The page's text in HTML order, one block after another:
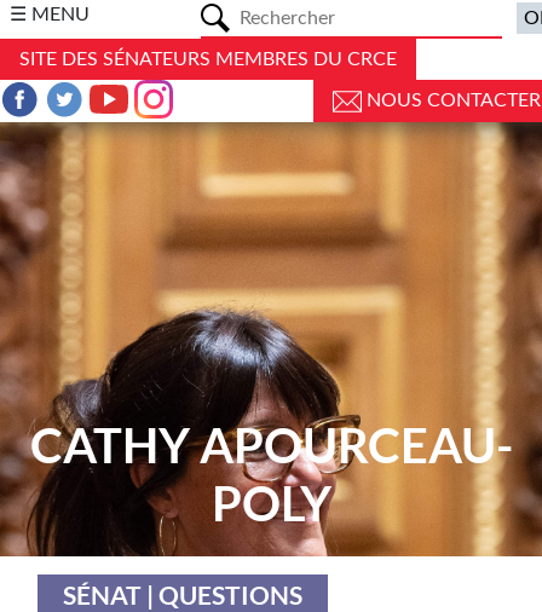
☰ MENU
SITE DES SÉNATEURS MEMBRES DU CRCE
NOUS CONTACTER
CATHY APOURCEAU-
POLY
SÉNAT | QUESTIONS